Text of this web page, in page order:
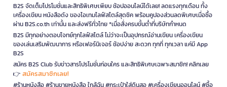
B2S จัดเต็มโปรโมชั่นและสิทธิพิเศษเพียบ ช้อปออนไลน์ได้เลย! ลดแรงทุกเดือน ทั้ง
เครื่องเขียน หนังสือดัง ของไอเทมไลฟ์สไตล์สุดชิค พร้อมคูปองส่วนลดพิเศษเมื่อซื้อ
ผ่าน B2S.co.th เท่านั้น และส่งฟรีทั่วไทย *เมื่อสั่งครบขั้นต่ำที่บริษัทกำหนด
B2S มีทุกอย่างตอบโจทย์ทุกไลฟ์สไตล์ ไม่ว่าจะเป็นอุปกรณ์อ่านเขียน เครื่องเขียน
ของเล่นเสริมพัฒนาการ หรือเฟอร์นิเจอร์ ช้อปง่าย สะดวก ทุกที่ ทุกเวลา แค่มี App
B2S
สมัคร B2S Club รับข่าวสารโปรโมชั่นก่อนใคร และสิทธิพิเศษเฉพาะสมาชิก! คลิกเลย
👉 สมัครสมาชิกเลย!
#ร้านหนังสือ #ร้านขายหนังสือ ใกล้ฉัน #กระเป๋าใส่ดินสอ #เครื่องเขียนออนไลน์ #ซื้อ